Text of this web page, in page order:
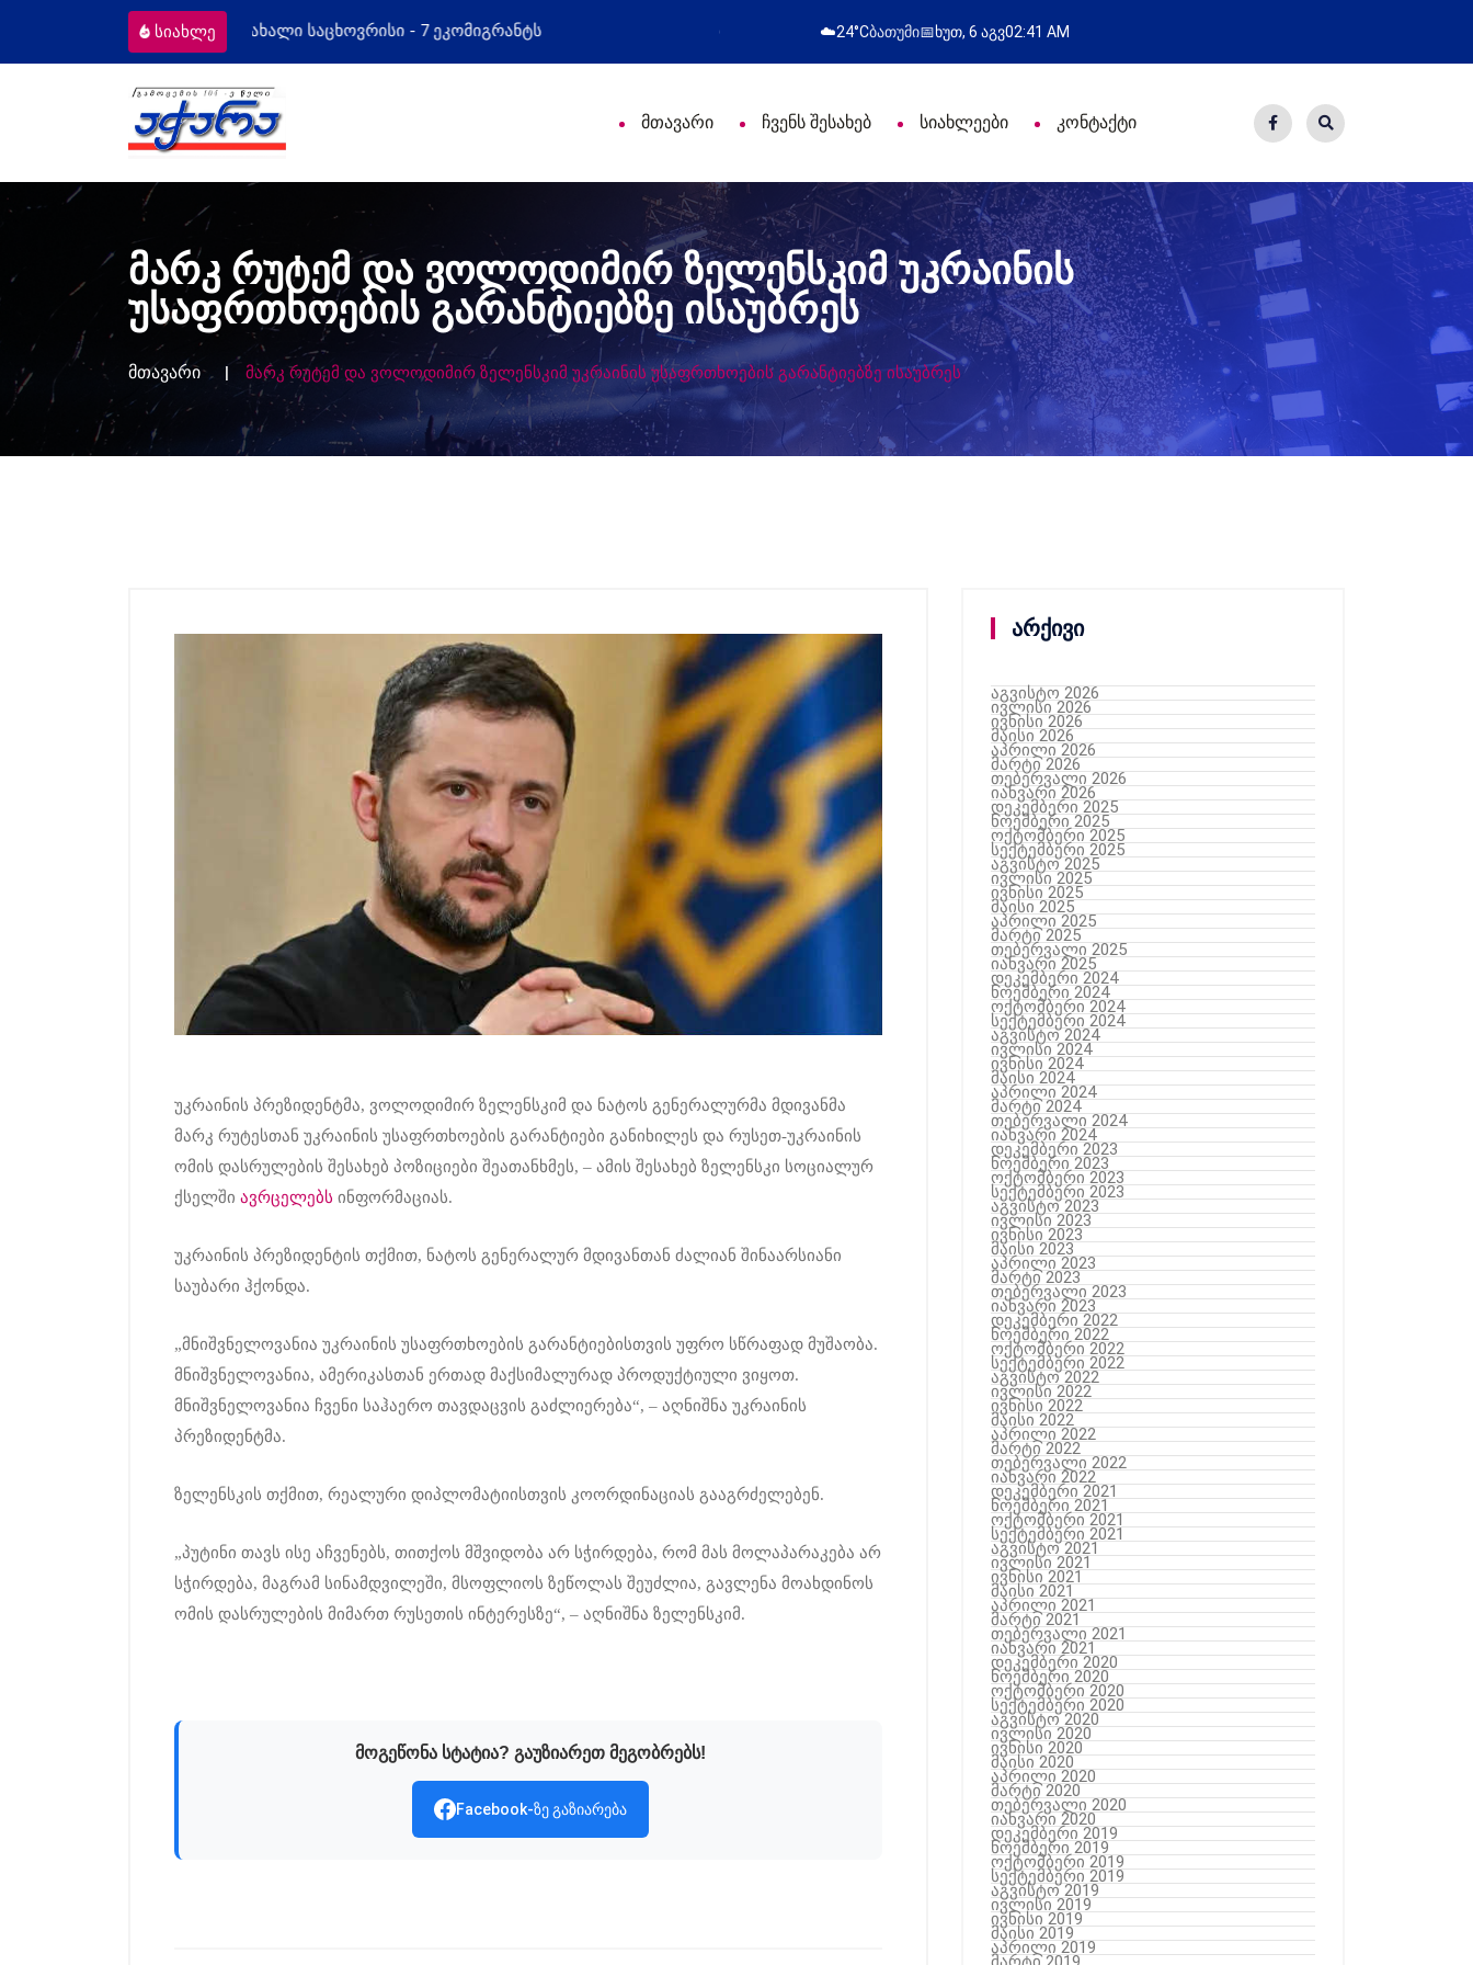
სიახლე მოსამართლეებს პროფესიული დღე მიულოცა წარმატებული გამოსვლა
☁️24°Cბათუმი📅ხუთ, 6 აგვ02:41 AM
მთავარი ჩვენს შესახებ სიახლეები კონტაქტი
მარკ რუტემ და ვოლოდიმირ ზელენსკიმ უკრაინის
უსაფრთხოების გარანტიებზე ისაუბრეს
მთავარი მარკ რუტემ და ვოლოდიმირ ზელენსკიმ უკრაინის უსაფრთხოების გარანტიებზე ისაუბრეს
უკრაინის პრეზიდენტმა, ვოლოდიმირ ზელენსკიმ და ნატოს გენერალურმა მდივანმა
მარკ რუტესთან უკრაინის უსაფრთხოების გარანტიები განიხილეს და რუსეთ-უკრაინის
ომის დასრულების შესახებ პოზიციები შეათანხმეს, – ამის შესახებ ზელენსკი სოციალურ
ქსელში ავრცელებს ინფორმაციას.
უკრაინის პრეზიდენტის თქმით, ნატოს გენერალურ მდივანთან ძალიან შინაარსიანი
საუბარი ჰქონდა.
„მნიშვნელოვანია უკრაინის უსაფრთხოების გარანტიებისთვის უფრო სწრაფად მუშაობა.
მნიშვნელოვანია, ამერიკასთან ერთად მაქსიმალურად პროდუქტიული ვიყოთ.
მნიშვნელოვანია ჩვენი საჰაერო თავდაცვის გაძლიერება“, – აღნიშნა უკრაინის
პრეზიდენტმა.
ზელენსკის თქმით, რეალური დიპლომატიისთვის კოორდინაციას გააგრძელებენ.
„პუტინი თავს ისე აჩვენებს, თითქოს მშვიდობა არ სჭირდება, რომ მას მოლაპარაკება არ
სჭირდება, მაგრამ სინამდვილეში, მსოფლიოს ზეწოლას შეუძლია, გავლენა მოახდინოს
ომის დასრულების მიმართ რუსეთის ინტერესზე“, – აღნიშნა ზელენსკიმ.
მოგეწონა სტატია? გაუზიარეთ მეგობრებს!
Facebook-ზე გაზიარება
არქივი
აგვისტო 2026
ივლისი 2026
ივნისი 2026
მაისი 2026
აპრილი 2026
მარტი 2026
თებერვალი 2026
იანვარი 2026
დეკემბერი 2025
ნოემბერი 2025
ოქტომბერი 2025
სექტემბერი 2025
აგვისტო 2025
ივლისი 2025
ივნისი 2025
მაისი 2025
აპრილი 2025
მარტი 2025
თებერვალი 2025
იანვარი 2025
დეკემბერი 2024
ნოემბერი 2024
ოქტომბერი 2024
სექტემბერი 2024
აგვისტო 2024
ივლისი 2024
ივნისი 2024
მაისი 2024
აპრილი 2024
მარტი 2024
თებერვალი 2024
იანვარი 2024
დეკემბერი 2023
ნოემბერი 2023
ოქტომბერი 2023
სექტემბერი 2023
აგვისტო 2023
ივლისი 2023
ივნისი 2023
მაისი 2023
აპრილი 2023
მარტი 2023
თებერვალი 2023
იანვარი 2023
დეკემბერი 2022
ნოემბერი 2022
ოქტომბერი 2022
სექტემბერი 2022
აგვისტო 2022
ივლისი 2022
ივნისი 2022
მაისი 2022
აპრილი 2022
მარტი 2022
თებერვალი 2022
იანვარი 2022
დეკემბერი 2021
ნოემბერი 2021
ოქტომბერი 2021
სექტემბერი 2021
აგვისტო 2021
ივლისი 2021
ივნისი 2021
მაისი 2021
აპრილი 2021
მარტი 2021
თებერვალი 2021
იანვარი 2021
დეკემბერი 2020
ნოემბერი 2020
ოქტომბერი 2020
სექტემბერი 2020
აგვისტო 2020
ივლისი 2020
ივნისი 2020
მაისი 2020
აპრილი 2020
მარტი 2020
თებერვალი 2020
იანვარი 2020
დეკემბერი 2019
ნოემბერი 2019
ოქტომბერი 2019
სექტემბერი 2019
აგვისტო 2019
ივლისი 2019
ივნისი 2019
მაისი 2019
აპრილი 2019